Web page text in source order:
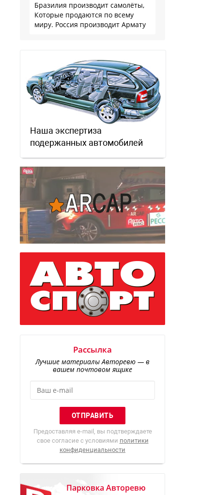
Бразилия производит самолёты,
Которые продаются по всему
миру. Россия производит Армату
Наша экспертиза
подержанных автомобилей
Рассылка
Лучшие материалы Авторевю — в
вашем почтовом ящике
Предоставляя e-mail, вы подтверждаете
свое согласие с условиями политики
конфиденциальности
Парковка Авторевю